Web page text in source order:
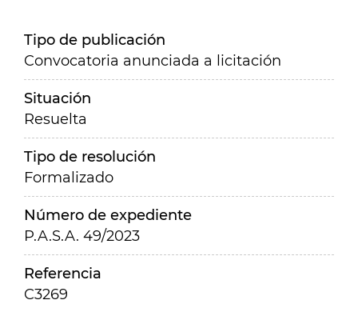
Tipo de publicación
Convocatoria anunciada a licitación
Situación
Resuelta
Tipo de resolución
Formalizado
Número de expediente
P.A.S.A. 49/2023
Referencia
C3269